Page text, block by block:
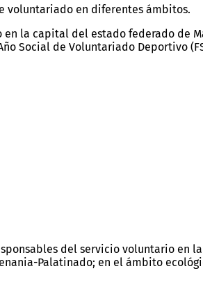
voluntariado en diferentes ámbitos.
la capital del estado federado de
Social de Voluntariado Deportivo
del servicio voluntario en
Palatinado; en el ámbito